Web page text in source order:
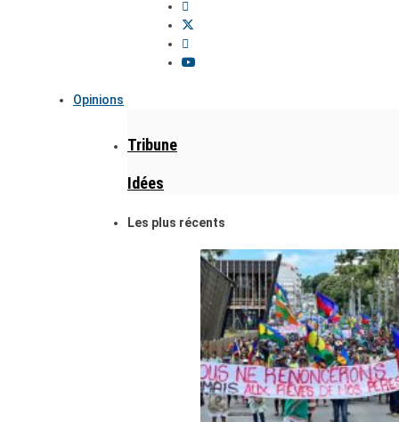
Opinions
Tribune
Idées
Les plus récents